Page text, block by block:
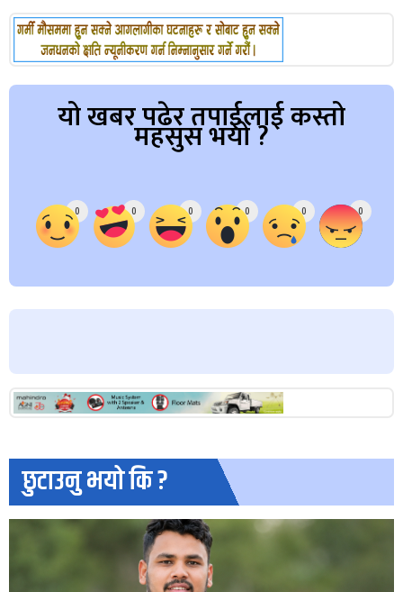
यो खबर पढेर तपाईलाई कस्तो
महसुस भयो ?
0 0 0 0 0 0
छुटाउनु भयो कि ?